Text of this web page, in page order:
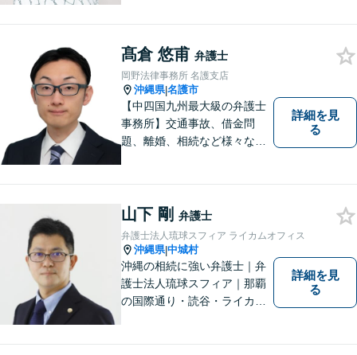
らではの習慣」を熟知した弁
護士が多数在籍。
髙倉 悠甫 弁護士
岡野法律事務所 名護支店
沖縄県|名護市
【中四国九州最大級の弁護士
事務所】交通事故、借金問
題、離婚、相続など様々な問
い！
詳細を見
る
山下 剛 弁護士
弁護士法人琉球スフィア ライカムオフィス
沖縄県|中城村
沖縄の相続に強い弁護士｜弁
護士法人琉球スフィア｜那覇
の国際通り・読谷・ライカム
詳細を見
る